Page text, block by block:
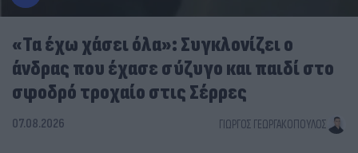
«Τα έχω χάσει όλα»: Συγκλονίζει ο
άνδρας που έχασε σύζυγο και παιδί στο
σφοδρό τροχαίο στις Σέρρες
07.08.2026 ΓΙΏΡΓΟΣ ΓΕΩΡΓΑΚΌΠΟΥΛΟΣ